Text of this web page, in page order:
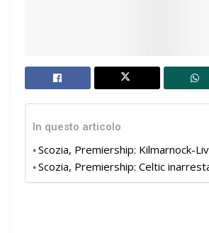
In questo articolo
Scozia, Premiership: Kilmarnock-
Scozia, Premiership: Celtic